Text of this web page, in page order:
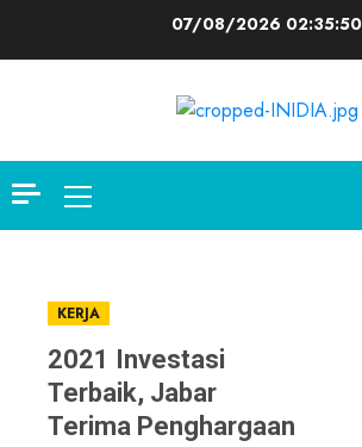
07/08/202602:35:51
Primary
Menu
KERJA
2021 Investasi
Terbaik, Jabar
Terima Penghargaan